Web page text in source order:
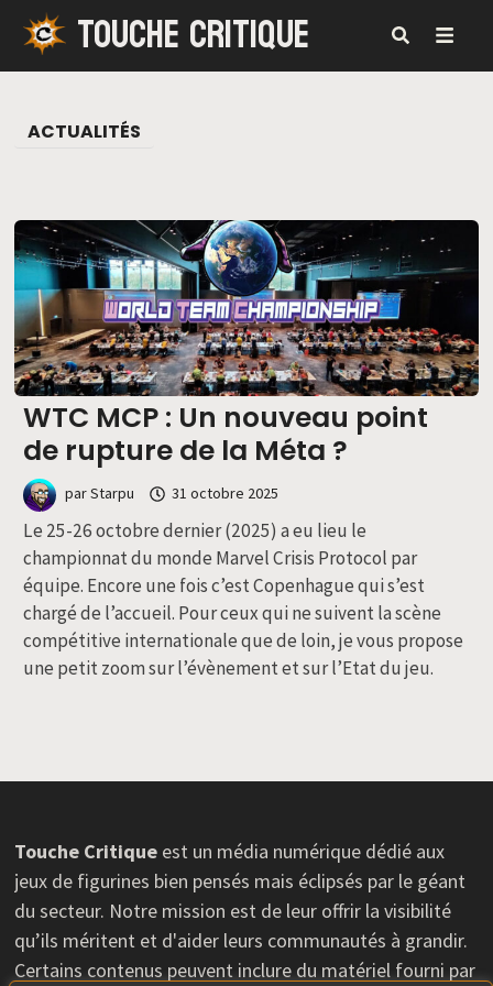
Passer
contenu
TOUCHE CRITIQUE
ACTUALITÉS
WTC MCP : Un nouveau point
de rupture de la Méta ?
parStarpu 31 octobre 2025
Le 25-26 octobre dernier (2025) a eu lieu le
championnat du monde Marvel Crisis Protocol par
équipe. Encore une fois c’est Copenhague qui s’est
chargé de l’accueil. Pour ceux qui ne suivent la scène
compétitive internationale que de loin, je vous propose
une petit zoom sur l’évènement et sur l’Etat du jeu.
Touche Critique est un média numérique dédié aux
jeux de figurines bien pensés mais éclipsés par le géant
du secteur. Notre mission est de leur offrir la visibilité
qu’ils méritent et d'aider leurs communautés à grandir.
Certains contenus peuvent inclure du matériel fourni par